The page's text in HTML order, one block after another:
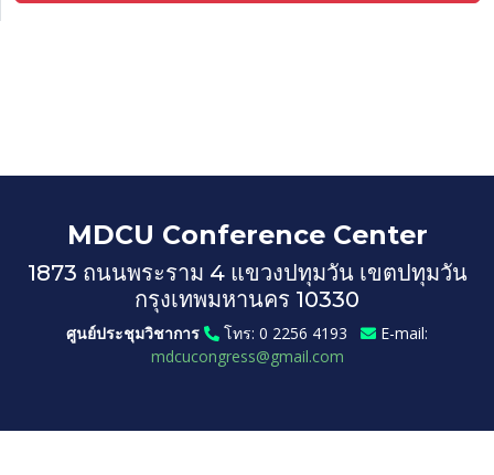
MDCU Conference Center
1873 ถนนพระราม 4 แขวงปทุมวัน เขตปทุมวัน
กรุงเทพมหานคร 10330
ศูนย์ประชุมวิชาการ โทร: 0 2256 4193
E-mail:
mdcucongress@gmail.com